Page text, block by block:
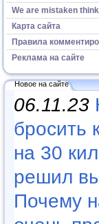
We are mistaken
Карта сайта
Правила
Реклама на сайте
Новое на сайте
06.11.23
бросить
на 30
решил
Почему